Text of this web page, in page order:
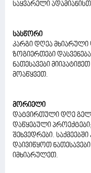
საყვარელი
სასწორი
კარგი დღეა
ზოგიერთები
ნათესავები
მოაწყვეთ.
მორიელი
დატვირთული დღე
დაწყებული
შეხვედრები.
დაივიწყოთ
იმხიარულეთ.